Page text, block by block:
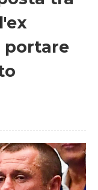
portare